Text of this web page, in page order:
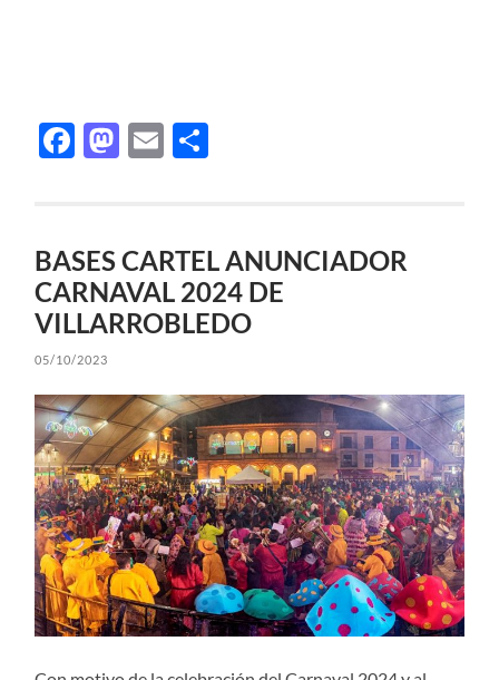
Facebook
Mastodon
Email
BASES CARTEL ANUNCIADOR
CARNAVAL 2024 DE
VILLARROBLEDO
05/10/2023